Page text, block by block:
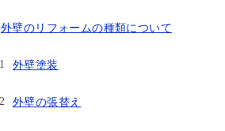
外壁のリフォームの種類について
外壁塗装
外壁の張替え